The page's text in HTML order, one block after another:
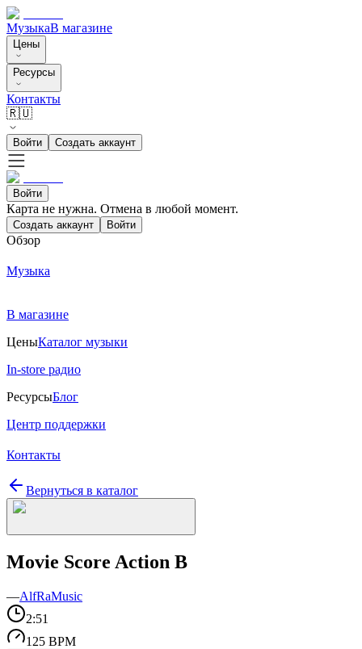
МузыкаВ магазине
Цены
Ресурсы
Контакты
🇷🇺
Войти Создать аккаунт
Войти
Карта не нужна. Отмена в любой момент.
Создать аккаунт Войти
Обзор
Музыка
В магазине
ЦеныКаталог музыки
In-store радио
РесурсыБлог
Центр поддержки
Контакты
Вернуться в каталог
Movie Score Action B
—AlfRaMusic
2:51
125 BPM